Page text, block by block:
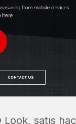
satış